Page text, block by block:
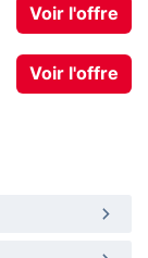
Voir l'offre
Voir l'offre